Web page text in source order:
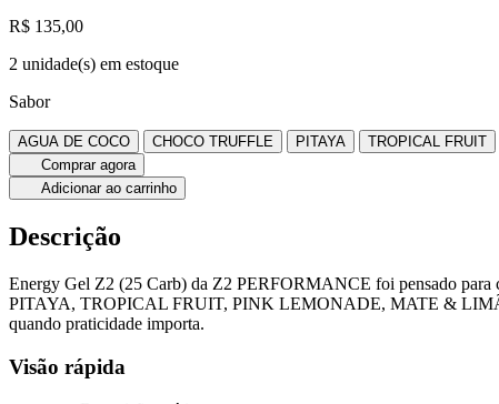
R$ 135,00
2 unidade(s) em estoque
Sabor
AGUA DE COCO CHOCO TRUFFLE PITAYA TROPICAL FRUIT
Comprar agora
Adicionar ao carrinho
Descrição
Energy Gel Z2 (25 Carb) da Z2 PERFORMANCE foi pensado
PITAYA, TROPICAL FRUIT, PINK LEMONADE, MATE &
quando praticidade importa.
Visão rápida